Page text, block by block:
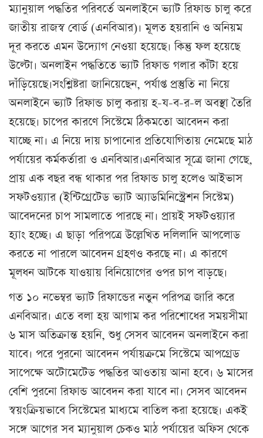
ম্যানুয়াল পদ্ধতির পরিবর্তে অনলাইনে ভ্যাট রিফান্ড চালু করে
জাতীয় রাজস্ব বোর্ড (এনবিআর)। মূলত হয়রানি ও অনিয়ম
দূর করতে এমন উদ্যোগ নেওয়া হয়েছে। কিন্তু ফল হয়েছে
উল্টো। অনলাইন পদ্ধতিতে ভ্যাট রিফান্ড গলার কাঁটা হয়ে
দাঁড়িয়েছে।সংশ্লিষ্টরা জানিয়েছেন, পর্যাপ্ত প্রস্তুতি না নিয়ে
অনলাইনে ভ্যাট রিফান্ড চালু করায় হ-য-ব-র-ল অবস্থা তৈরি
হয়েছে। চাপের কারণে সিস্টেমে ঠিকমতো আবেদন করা
যাচ্ছে না। এ নিয়ে দায় চাপানোর প্রতিযোগিতায় নেমেছে মাঠ
পর্যায়ের কর্মকর্তারা ও এনবিআর।এনবিআর সূত্রে জানা গেছে,
প্রায় এক বছর বন্ধ থাকার পর রিফান্ড চালু হলেও আইভাস
সফটওয়্যার (ইন্টিগ্রেটেড ভ্যাট অ্যাডমিনিস্ট্রেশন সিস্টেম)
আবেদনের চাপ সামলাতে পারছে না। প্রায়ই সফটওয়্যার
হ্যাং হচ্ছে। এ ছাড়া পরিপত্রে উল্লেখিত দলিলাদি আপলোড
করতে না পারলে আবেদন গ্রহণও করছে না। এ কারণে
মূলধন আটকে যাওয়ায় বিনিয়োগের ওপর চাপ বাড়ছে।
গত ১০ নভেম্বর ভ্যাট রিফান্ডের নতুন পরিপত্র জারি করে
এনবিআর। এতে বলা হয় আগাম কর পরিশোধের সময়সীমা
৬ মাস অতিক্রান্ত হয়নি, শুধু সেসব আবেদন অনলাইনে করা
যাবে। পরে পুরনো আবেদন পর্যায়ক্রমে সিস্টেমে আপগ্রেড
সাপেক্ষে অটোমেটেড পদ্ধতির আওতায় আনা হবে। ৬ মাসের
বেশি পুরনো রিফান্ড আবেদন করা যাবে না। সেসব আবেদন
স্বয়ংক্রিয়ভাবে সিস্টেমের মাধ্যমে বাতিল করা হয়েছে। একই
সঙ্গে আগের সব ম্যানুয়াল চেকও মাঠ পর্যায়ের অফিস থেকে